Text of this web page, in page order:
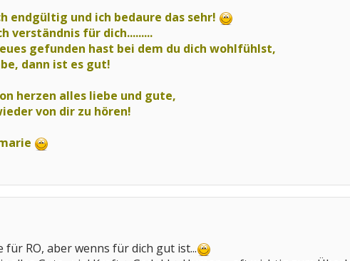
endgültig und ich bedaure das sehr!
verständnis für dich.........
gefunden hast bei dem du dich wohlfühlst,
dann ist es gut!
herzen alles liebe und gute,
von dir zu hören!
für RO, aber wenns für dich gut ist...